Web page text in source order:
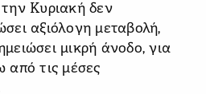
Κυριακή δεν
αξιόλογη μεταβολή,
μικρή άνοδο, για
από τις μέσες